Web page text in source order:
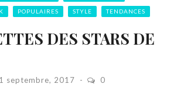
POPULAIRES STYLE TENDANCES
DES STARS DE
septembre, 2017 0